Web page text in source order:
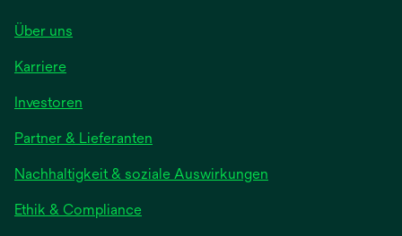
Über uns
Karriere
Investoren
Partner & Lieferanten
Nachhaltigkeit & soziale Auswirkungen
Ethik & Compliance